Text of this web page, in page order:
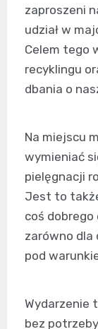
zaproszeni
udział w
Celem tego
recyklingu
dbania o
Na miejscu
wymieniać
pielęgnacji
Jest to
coś
zarówno dla
pod
Wydarzenie
bez